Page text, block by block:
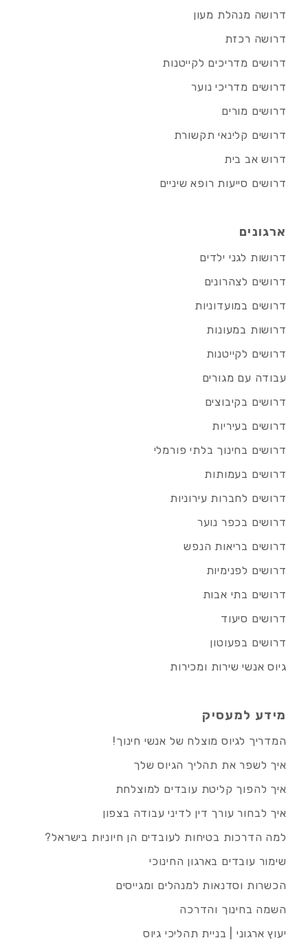
דרושה מנהלת מעון
דרושה רכזת
דרושים מדריכים לקייטנות
דרושים מדריכי נוער
דרושים מורים
דרושים קלינאי תקשורת
דרוש אב בית
דרושים סייעות רופא שיניים
ארגונים
דרושות לגני ילדים
דרושים לצהרונים
דרושים במועדוניות
דרושות במעונות
דרושים לקייטנות
עבודה עם מגורים
דרושים בקיבוצים
דרושים בעיריות
דרושים בחינוך בלתי פורמלי
דרושים בעמותות
דרושים לחברות עירוניות
דרושים בכפר נוער
דרושים בריאות הנפש
דרושים לפנימיות
דרושים בתי אבות
דרושים סיעוד
דרושים בפעוטון
גיוס אנשי שירות ומכירות
מידע למעסיק
המדריך לגיוס מוצלח של אנשי חינוך!
איך לשפר את תהליך הגיוס שלך
איך להפוך קליטת עובדים למוצלחת
איך לבחור עורך דין לדיני עבודה בצפון
למה הדרכות בטיחות לעובדים הן חיוניות בישראל?
שימור עובדים בארגון החינוכי
הכשרות וסדנאות למנהלים ומגייסים
השמה בחינוך והדרכה
יעוץ ארגוני | בניית תהליכי גיוס